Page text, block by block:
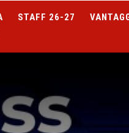
STAFF 26-27